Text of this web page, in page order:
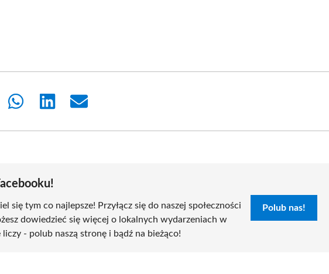
Share
Share
Share
się tym co najlepsze! Przyłącz się do naszej społeczności
dowiedzieć się więcej o lokalnych wydarzeniach w
- polub naszą stronę i bądź na bieżąco!
Polub nas!